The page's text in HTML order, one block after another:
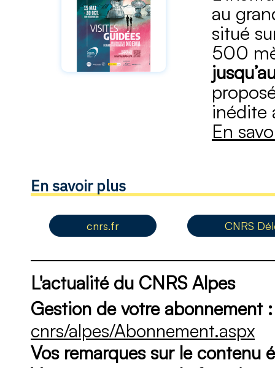
au
situé
500
inédite
En
En savoir plus
cnrs.fr CNRS
L'actualité du CNRS Alpes
Gestion de votre abonnement :
cnrs/alpes/Abonnement.aspx
Vos remarques sur le contenu